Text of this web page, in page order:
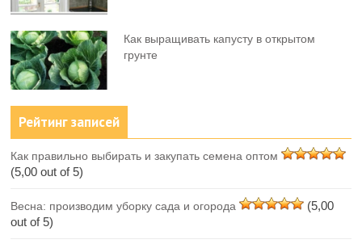
Как выращивать капусту в открытом
грунте
Рейтинг записей
Как правильно выбирать и закупать семена оптом
(5,00 out of 5)
Весна: производим уборку сада и огорода
(5,00
out of 5)